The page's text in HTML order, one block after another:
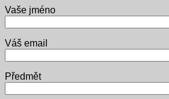
Vaše jméno
Váš email
Předmět